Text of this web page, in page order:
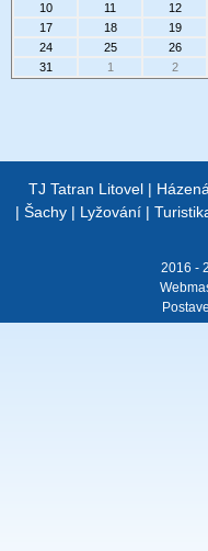
10
11 12
17
18 19
24
25 26
31
1 2
TJ Tatran Litovel | Házená
| Šachy| Lyžování|
2016 -